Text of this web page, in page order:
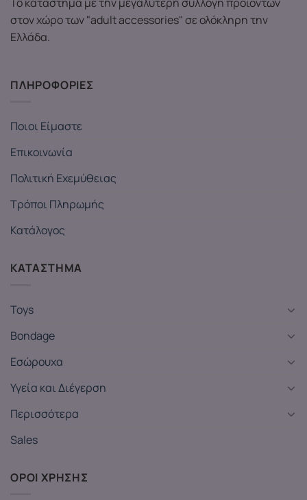
στον χώρο των "adult accessories" σε ολόκληρη την
Ελλάδα.
ΠΛΗΡΟΦΟΡΙΕΣ
Ποιοι Είμαστε
Επικοινωνία
Πολιτική Εχεμύθειας
Τρόποι Πληρωμής
Κατάλογος
ΚΑΤΑΣΤΗΜΑ
Toys
Bondage
Εσώρουχα
Υγεία και Διέγερση
Περισσότερα
Sales
ΟΡΟΙ ΧΡΗΣΗΣ